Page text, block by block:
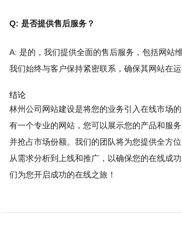
Q: 是否提供售后服务？
A: 是的，我们提供全面的售后服务，包括网站
我们始终与客户保持紧密联系，确保其网站在运
结论
林州公司网站建设是将您的业务引入在线市场
有一个专业的网站，您可以展示您的产品和服务
并抢占市场份额。我们的团队将为您提供全方位
从需求分析到上线和推广，以确保您的在线成
们为您开启成功的在线之旅！